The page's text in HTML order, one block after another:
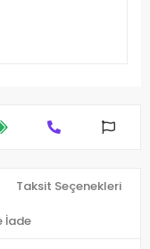
Taksit Seçenekleri
İade